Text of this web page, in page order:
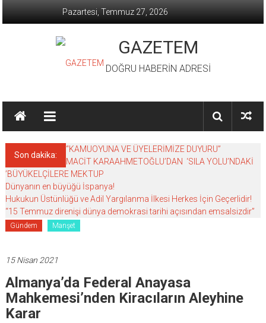
Pazartesi, Temmuz 27, 2026
GAZETEM
DOĞRU HABERİN ADRESİ
Son dakika:
“KAMUOYUNA VE ÜYELERİMİZE DUYURU”
MACİT KARAAHMETOĞLU’DAN ‘SILA YOLU’NDAKİ
’BÜYÜKELÇİLERE MEKTUP
Dünyanın en büyüğü İspanya!
Hukukun Üstünlüğü ve Adil Yargılanma İlkesi Herkes İçin Geçerlidir!
“15 Temmuz direnişi dünya demokrasi tarihi açısından emsalsizdir”
Gündem Manşet
15 Nisan 2021
Almanya’da Federal Anayasa
Mahkemesi’nden Kiracıların Aleyhine
Karar